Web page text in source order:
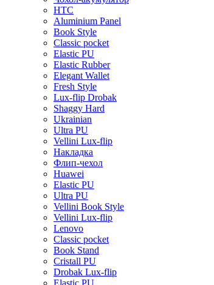
HTC
Aluminium Panel
Book Style
Classic pocket
Elastic PU
Elastic Rubber
Elegant Wallet
Fresh Style
Lux-flip Drobak
Shaggy Hard
Ukrainian
Ultra PU
Vellini Lux-flip
Накладка
Флип-чехол
Huawei
Elastic PU
Ultra PU
Vellini Book Style
Vellini Lux-flip
Lenovo
Classic pocket
Book Stand
Cristall PU
Drobak Lux-flip